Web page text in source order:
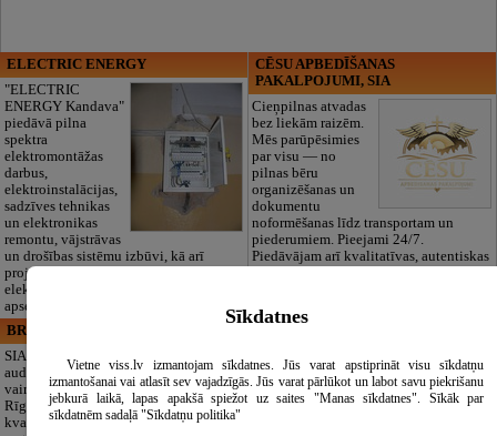
ELECTRIC ENERGY
"ELECTRIC
ENERGY Kandava"
piedāvā pilna
spektra
elektromontāžas
darbus,
elektroinstalācijas,
sadzīves tehnikas
un elektronikas
remontu, vājstrāvas
un drošības sistēmu izbūvi, kā arī
projektēšanu, mērījumus un
elektrosaimniecības drošības riskus
apsekošanu.
CĒSU APBEDĪŠANAS
PAKALPOJUMI, SIA
Cieņpilnas atvadas
bez liekām raizēm.
Mēs parūpēsimies
par visu — no
pilnas bēru
organizēšanas un
dokumentu
noformēšanas līdz transportam un
piederumiem. Pieejami 24/7.
Piedāvājam arī kvalitatīvas, autentiskas
BRISTOLS ES, SIA
SIA "Bristols ES"
audumu outlet un
vairumtirdzniecība
Rīgā. Plašs un
kvalitatīvs tekstila
Pirmsskolas
izglītības iestāde
“Maza Rasiņa” –
Sīkdatnes
Vietne viss.lv izmantojam sīkdatnes. Jūs varat apstiprināt visu sīkdatņu
izmantošanai vai atlasīt sev vajadzīgās. Jūs varat pārlūkot un labot savu piekrišanu
jebkurā laikā, lapas apakšā spiežot uz saites "Manas sīkdatnes". Sīkāk par
sīkdatnēm sadaļā "Sīkdatņu politika"